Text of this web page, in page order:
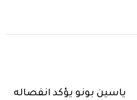
ياسين بونو يؤكد انفصاله